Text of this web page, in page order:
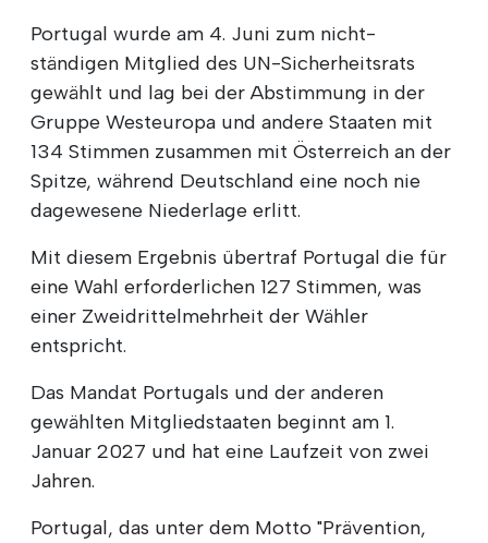
Portugal wurde am 4. Juni zum nicht-
ständigen Mitglied des UN-Sicherheitsrats
gewählt und lag bei der Abstimmung in der
Gruppe Westeuropa und andere Staaten mit
134 Stimmen zusammen mit Österreich an der
Spitze, während Deutschland eine noch nie
dagewesene Niederlage erlitt.
Mit diesem Ergebnis übertraf Portugal die für
eine Wahl erforderlichen 127 Stimmen, was
einer Zweidrittelmehrheit der Wähler
entspricht.
Das Mandat Portugals und der anderen
gewählten Mitgliedstaaten beginnt am 1.
Januar 2027 und hat eine Laufzeit von zwei
Jahren.
Portugal, das unter dem Motto "Prävention,